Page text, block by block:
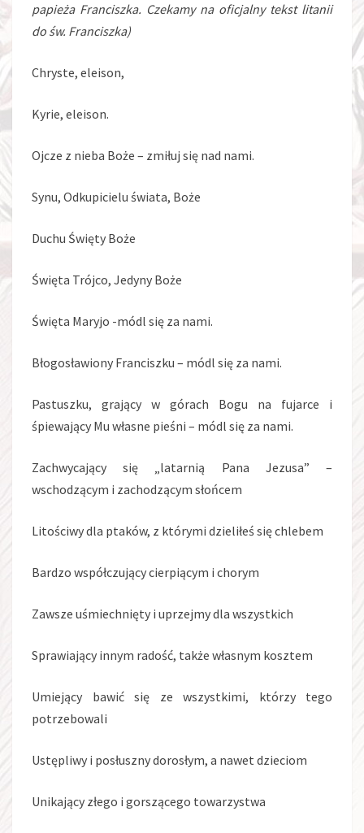
papieża Franciszka. Czekamy na oficjalny tekst litanii
do św. Franciszka)
Chryste, eleison,
Kyrie, eleison.
Ojcze z nieba Boże – zmiłuj się nad nami.
Synu, Odkupicielu świata, Boże
Duchu Święty Boże
Święta Trójco, Jedyny Boże
Święta Maryjo -módl się za nami.
Błogosławiony Franciszku – módl się za nami.
Pastuszku, grający w górach Bogu na fujarce i
śpiewający Mu własne pieśni – módl się za nami.
Zachwycający się „latarnią Pana Jezusa” –
wschodzącym i zachodzącym słońcem
Litościwy dla ptaków, z którymi dzieliłeś się chlebem
Bardzo współczujący cierpiącym i chorym
Zawsze uśmiechnięty i uprzejmy dla wszystkich
Sprawiający innym radość, także własnym kosztem
Umiejący bawić się ze wszystkimi, którzy tego
potrzebowali
Ustępliwy i posłuszny dorosłym, a nawet dzieciom
Unikający złego i gorszącego towarzystwa